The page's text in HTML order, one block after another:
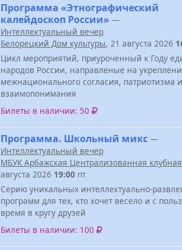
Программа «Этнографический
калейдоскоп России» —
Интеллектуальный вечер
Белорецкий Дом культуры, 21 августа 2026
Цикл мероприятий, приуроченный к Году
народов России, направленые на
межнационального согласия, патриотизма и
взаимопонимания
Билеты в наличии: 50
Программа. Школьный микс —
Интеллектуальный вечер
МБУК Арбажская Централизованная
августа 2026 19:00 пт
Серию уникальных интеллектуально-
программ для тех, кто хочет весело и с
время в кругу друзей
Билеты в наличии: 100